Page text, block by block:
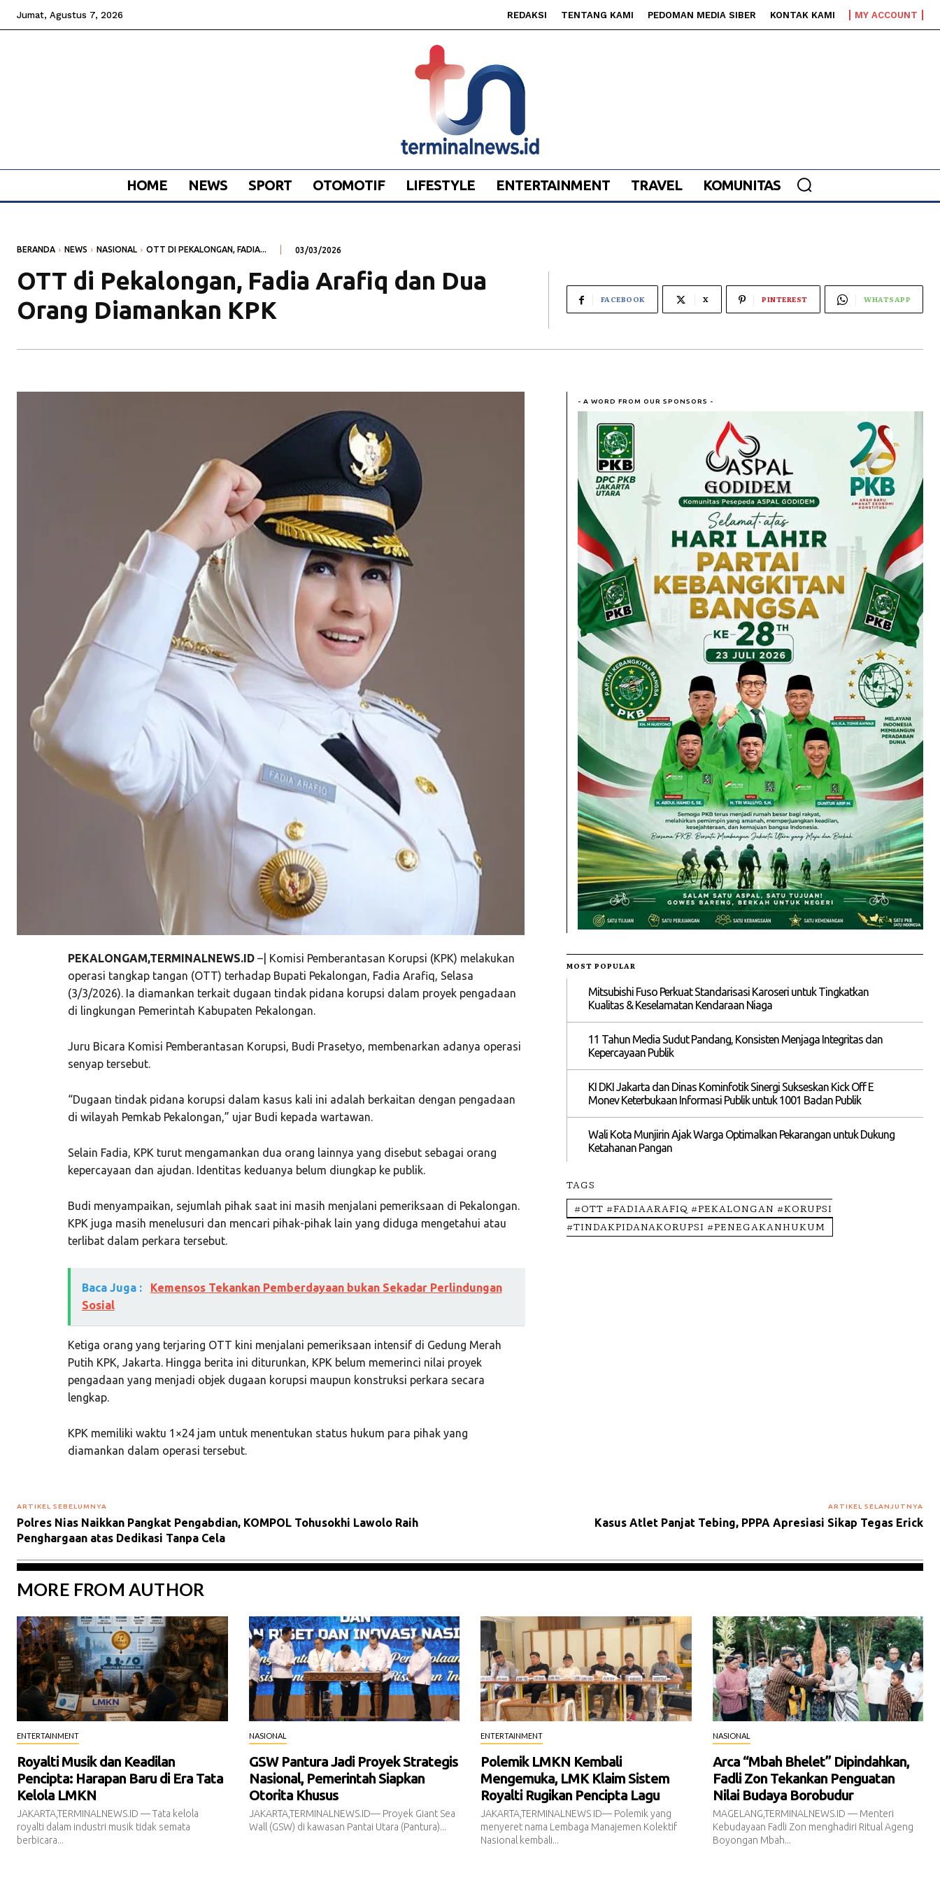
Jumat, Agustus 7, 2026 REDAKSI TENTANG KAMI PEDOMAN MEDIA SIBER KONTAK KAMI MY ACCOUNT
HOME NEWS SPORT OTOMOTIF LIFESTYLE ENTERTAINMENT TRAVEL KOMUNITAS
BERANDA NEWS NASIONAL OTT DI PEKALONGAN, FADIA... 03/03/2026
OTT di Pekalongan, Fadia Arafiq dan Dua
Orang Diamankan KPK
FACEBOOK X PINTEREST WHATSAPP
PEKALONGAM,TERMINALNEWS.ID–| Komisi Pemberantasan Korupsi (KPK) melakukan
operasi tangkap tangan (OTT) terhadap Bupati Pekalongan, Fadia Arafiq, Selasa
(3/3/2026). Ia diamankan terkait dugaan tindak pidana korupsi dalam proyek pengadaan
di lingkungan Pemerintah Kabupaten Pekalongan.
Juru Bicara Komisi Pemberantasan Korupsi, Budi Prasetyo, membenarkan adanya operasi
senyap tersebut.
“Dugaan tindak pidana korupsi dalam kasus kali ini adalah berkaitan dengan pengadaan
di wilayah Pemkab Pekalongan,” ujar Budi kepada wartawan.
Selain Fadia, KPK turut mengamankan dua orang lainnya yang disebut sebagai orang
kepercayaan dan ajudan. Identitas keduanya belum diungkap ke publik.
Budi menyampaikan, sejumlah pihak saat ini masih menjalani pemeriksaan di Pekalongan.
KPK juga masih menelusuri dan mencari pihak-pihak lain yang diduga mengetahui atau
terlibat dalam perkara tersebut.
Baca Juga :
Kemensos Tekankan Pemberdayaan bukan Sekadar Perlindungan
Sosial
Ketiga orang yang terjaring OTT kini menjalani pemeriksaan intensif di Gedung Merah
Putih KPK, Jakarta. Hingga berita ini diturunkan, KPK belum memerinci nilai proyek
pengadaan yang menjadi objek dugaan korupsi maupun konstruksi perkara secara
lengkap.
KPK memiliki waktu 1×24 jam untuk menentukan status hukum para pihak yang
diamankan dalam operasi tersebut.
- A WORD FROM OUR SPONSORS -
MOST POPULAR
Mitsubishi Fuso Perkuat Standarisasi Karoseri untuk Tingkatkan
Kualitas & Keselamatan Kendaraan Niaga
11 Tahun Media Sudut Pandang, Konsisten Menjaga Integritas dan
Kepercayaan Publik
KI DKI Jakarta dan Dinas Kominfotik Sinergi Sukseskan Kick Off E
Monev Keterbukaan Informasi Publik untuk 1001 Badan Publik
Wali Kota Munjirin Ajak Warga Optimalkan Pekarangan untuk Dukung
Ketahanan Pangan
TAGS
#OTT #FADIAARAFIQ #PEKALONGAN #KORUPSI
#TINDAKPIDANAKORUPSI #PENEGAKANHUKUM
ARTIKEL SEBELUMNYA
Polres Nias Naikkan Pangkat Pengabdian, KOMPOL Tohusokhi Lawolo Raih
Penghargaan atas Dedikasi Tanpa Cela
ARTIKEL SELANJUTNYA
Kasus Atlet Panjat Tebing, PPPA Apresiasi Sikap Tegas Erick
MORE FROM AUTHOR
ENTERTAINMENT
Royalti Musik dan Keadilan
Pencipta: Harapan Baru di Era Tata
Kelola LMKN
JAKARTA,TERMINALNEWS.ID — Tata kelola
royalti dalam industri musik tidak semata
berbicara...
NASIONAL
GSW Pantura Jadi Proyek Strategis
Nasional, Pemerintah Siapkan
Otorita Khusus
JAKARTA,TERMINALNEWS.ID— Proyek Giant Sea
Wall (GSW) di kawasan Pantai Utara (Pantura)...
ENTERTAINMENT
Polemik LMKN Kembali
Mengemuka, LMK Klaim Sistem
Royalti Rugikan Pencipta Lagu
JAKARTA,TERMINALNEWS ID— Polemik yang
menyeret nama Lembaga Manajemen Kolektif
Nasional kembali...
NASIONAL
Arca “Mbah Bhelet” Dipindahkan,
Fadli Zon Tekankan Penguatan
Nilai Budaya Borobudur
MAGELANG,TERMINALNEWS.ID — Menteri
Kebudayaan Fadli Zon menghadiri Ritual Ageng
Boyongan Mbah...